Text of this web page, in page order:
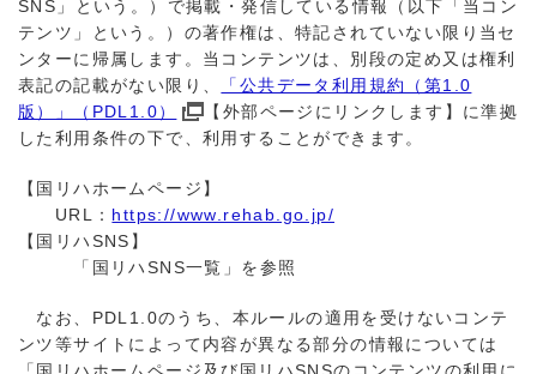
SNS」という。）で掲載・発信している情報（以下「当コン
テンツ」という。）の著作権は、特記されていない限り当セ
ンターに帰属します。当コンテンツは、別段の定め又は権利
表記の記載がない限り、
「公共データ利用規約（第1.0
版）」（PDL1.0）
【外部ページにリンクします】に準拠
した利用条件の下で、利用することができます。
【国リハホームページ】
URL： https://www.rehab.go.jp/
【国リハSNS】
「国リハSNS一覧」を参照
なお、PDL1.0のうち、本ルールの適用を受けないコンテ
ンツ等サイトによって内容が異なる部分の情報については